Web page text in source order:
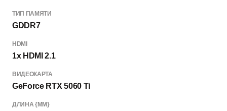
ТИП ПАМЯТИ
GDDR7
HDMI
1x HDMI 2.1
ВИДЕОКАРТА
GeForce RTX 5060 Ti
ДЛИНА {ММ}